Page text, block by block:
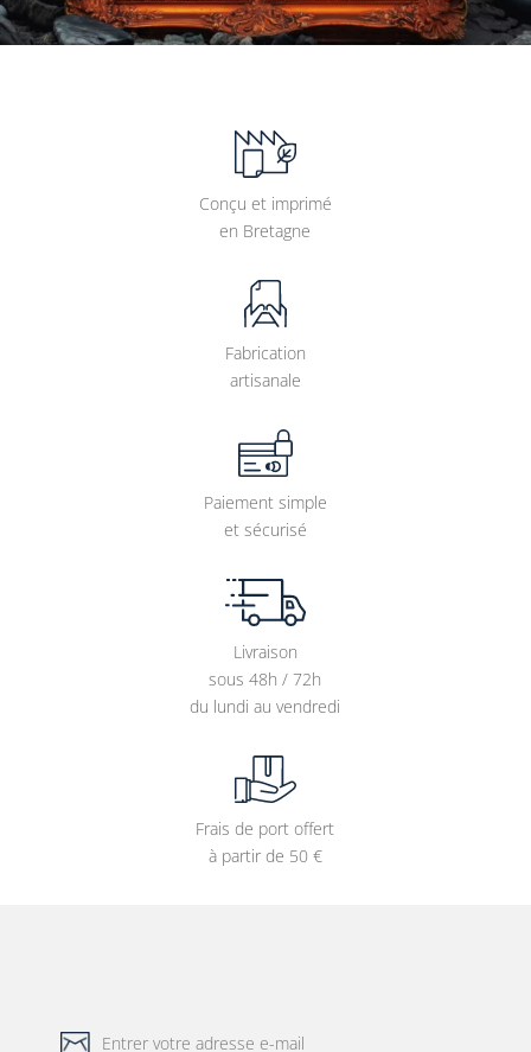
Conçu et imprimé
en Bretagne
Fabrication
artisanale
Paiement simple
et sécurisé
Livraison
sous 48h / 72h
du lundi au vendredi
Frais de port offert
à partir de 50 €